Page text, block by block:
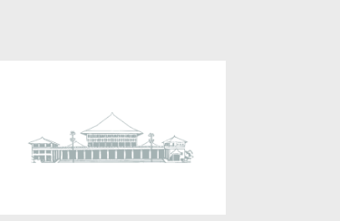
உறுப்பினர்